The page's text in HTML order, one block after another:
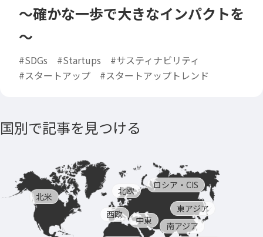
～確かな一歩で大きなインパクトを
～
#SDGs #Startups
#サスティナビリティ
#スタートアップ
#スタートアップトレンド
国別で記事を見つける
北米
西欧
北欧
中東
ロシア・CIS
東アジア
南アジア